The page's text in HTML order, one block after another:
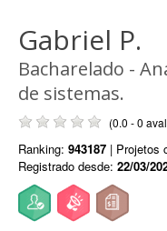
Gabriel P.
Bacharelado -
de sistemas.
(0.0 - 0
Ranking: 943187 | Projetos
Registrado desde: 22/03/